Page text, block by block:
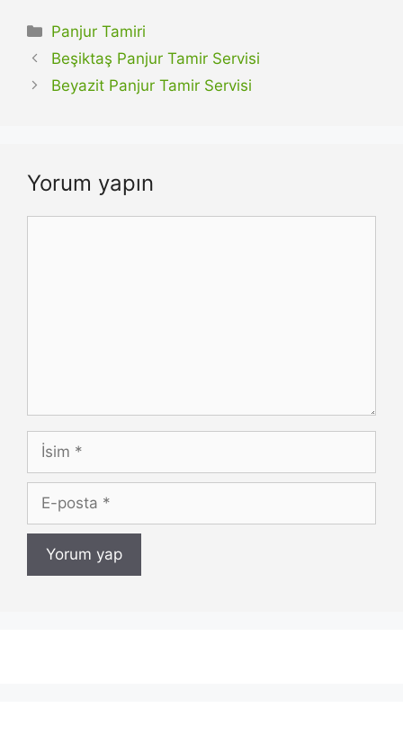
Kategoriler
Panjur Tamiri
Beşiktaş Panjur Tamir Servisi
Beyazit Panjur Tamir Servisi
Yorum yapın
İsim
posta